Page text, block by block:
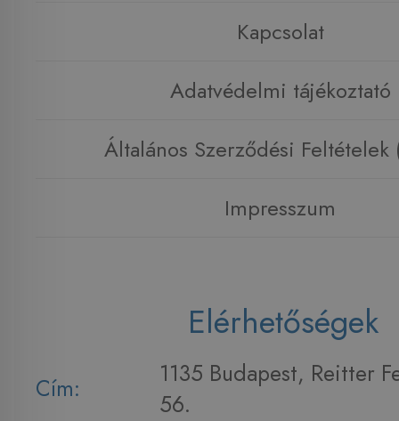
Kapcsolat
Adatvédelmi tájékoztató
Általános Szerződési Feltételek
Impresszum
Elérhetőségek
Cím:
1135 Budapest, Reitter
56.